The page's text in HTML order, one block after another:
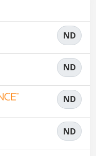
ND
ND
ND
ND